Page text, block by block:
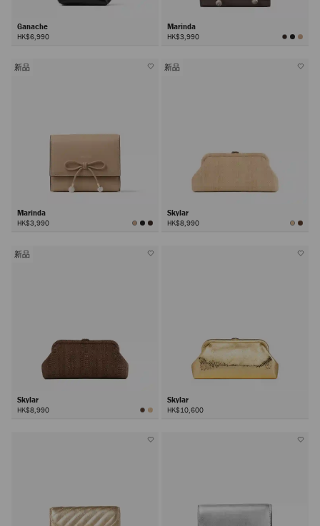
Ganache
HK$6,990
Marinda
HK$3,990
新品
Marinda
HK$3,990
新品
Skylar
HK$8,990
新品
Skylar
HK$8,990
Skylar
HK$10,600